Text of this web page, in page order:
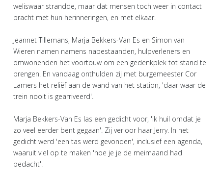
weliswaar strandde, maar dat mensen toch weer in contact
bracht met hun herinneringen, en met elkaar.
Jeannet Tillemans, Marja Bekkers-Van Es en Simon van
Wieren namen namens nabestaanden, hulpverleners en
omwonenden het voortouw om een gedenkplek tot stand te
brengen. En vandaag onthulden zij met burgemeester Cor
Lamers het reliëf aan de wand van het station, 'daar waar de
trein nooit is gearriveerd'.
Marja Bekkers-Van Es las een gedicht voor, 'ik huil omdat je
zo veel eerder bent gegaan'. Zij verloor haar Jerry. In het
gedicht werd 'een tas werd gevonden', inclusief een agenda,
waaruit viel op te maken 'hoe je je de meimaand had
bedacht'.